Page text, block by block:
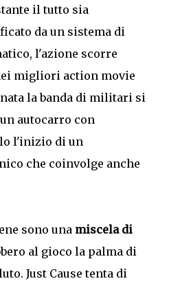
il tutto sia
da un sistema di
l'azione scorre
migliori action movie
la banda di militari si
autocarro con
l'inizio di un
che coinvolge anche
sono una miscela di
al gioco la palma di
Just Cause tenta di